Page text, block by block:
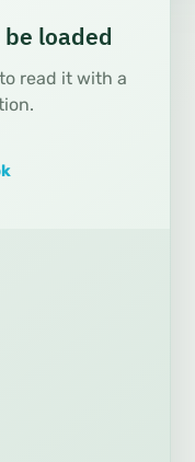
loaded
read it with a